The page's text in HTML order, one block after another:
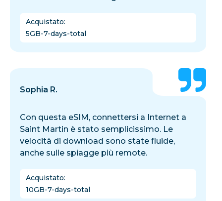
Acquistato:
5GB-7-days-total
Sophia R.
Con questa eSIM, connettersi a Internet a
Saint Martin è stato semplicissimo. Le
velocità di download sono state fluide,
anche sulle spiagge più remote.
Acquistato:
10GB-7-days-total